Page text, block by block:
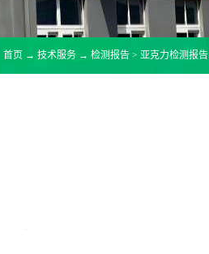
首页 → 技术服务 → 检测报告 > 亚克力检测报告